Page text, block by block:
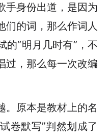
手身份出道，是因为
们的词，那么作词人
的“明月几时有”，不
过，那么每一次改编
。原本是教材上的名
卷默写”判然划成了